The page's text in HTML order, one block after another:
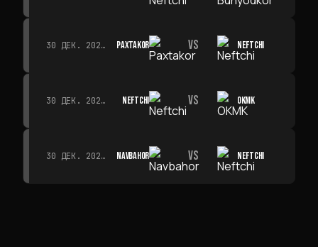
30 ДЕК. 2026 Г. · 19:00 PAXTAKOR VS NEFTCHI
30 ДЕК. 2026 Г. · 19:00 NEFTCHI VS OKMK
30 ДЕК. 2026 Г. · 19:00 NAVBAHOR VS NEFTCHI